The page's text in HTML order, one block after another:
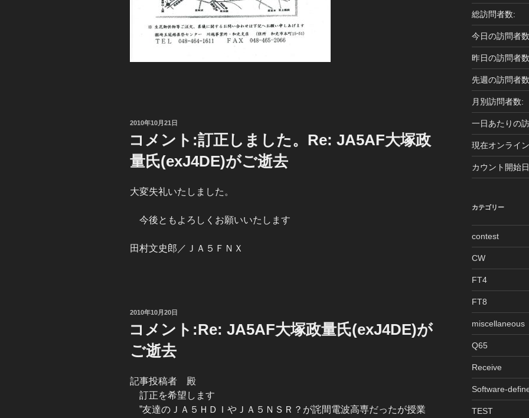
投
2010年10月21日
コメント:訂正しました。Re: JA5AF大塚政
量氏(exJ4DE)がご逝去
大変失礼いたしました。
今後ともよろしくお願いいたします
田村文史郎／ＪＡ５ＦＮＸ
投
2010年10月20日
コメント:Re: JA5AF大塚政量氏(exJ4DE)が
ご逝去
記事投稿者 殿
訂正を希望します
”友達のＪＡ５ＨＤＩやＪＡ５ＮＳＲ？が詫間電波高専だったが授業
総訪問者数:
今日の訪問者
昨日の訪問者
先週の訪問者
月別訪問者数:
一日あたりの
現在オンライ
カウント開始
カテゴリー
contest
CW
FT4
FT8
miscellaneous
Q65
Receive
Software-
TEST